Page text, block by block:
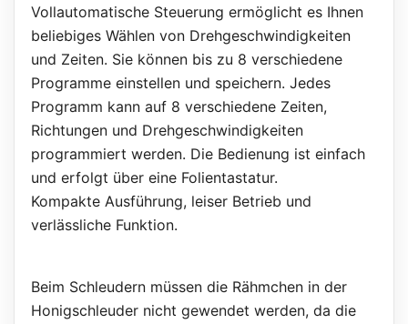
Vollautomatische Steuerung ermöglicht es Ihnen
beliebiges Wählen von Drehgeschwindigkeiten
und Zeiten. Sie können bis zu 8 verschiedene
Programme einstellen und speichern. Jedes
Programm kann auf 8 verschiedene Zeiten,
Richtungen und Drehgeschwindigkeiten
programmiert werden. Die Bedienung ist einfach
und erfolgt über eine Folientastatur.
Kompakte Ausführung, leiser Betrieb und
verlässliche Funktion.
Beim Schleudern müssen die Rähmchen in der
Honigschleuder nicht gewendet werden, da die